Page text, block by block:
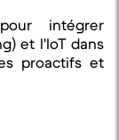
intégrer
et l'IoT dans
proactifs et